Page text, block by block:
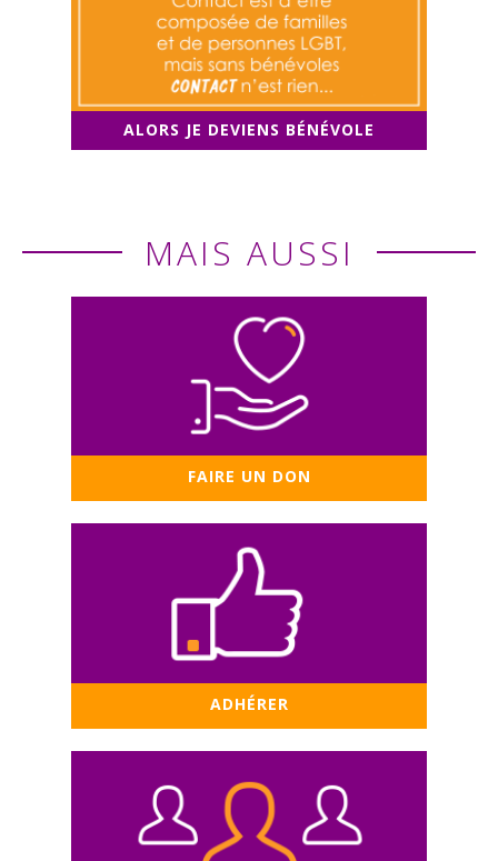
ALORS JE DEVIENS BÉNÉVOLE
MAIS AUSSI
FAIRE UN DON
ADHÉRER